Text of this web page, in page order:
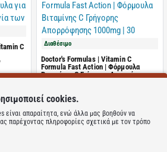
C
Διαθέσιμο
Doctor's Formulas | Vitamin C
Formula Fast Action | Φόρμουλα
Βιταμίνης C Γρήγορης Απορρόφησης
ΤΙΜΗ WEB
7.02€
cookies.
είναι απαραίτητα, ενώ άλλα μας βοηθούν να
παρέχοντας πληροφορίες σχετικά με τον τρόπο